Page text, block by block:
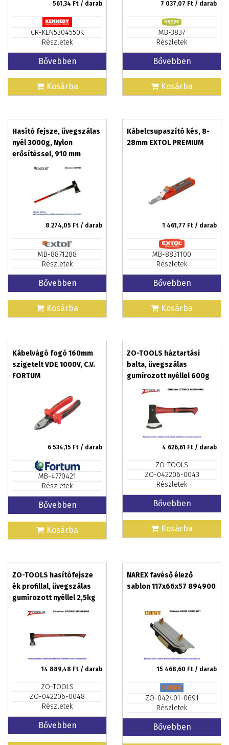
561,34 Ft / darab
CR-KEN5304550K
Részletek
Bővebben
Kosárba
7 037,07 Ft / darab
MB-3837
Részletek
Bővebben
Kosárba
Hasító fejsze, üvegszálas
nyél 3000g, Nylon
erősítéssel, 910 mm
hosszú, TPR gumis
8 274,05 Ft / darab
MB-8871288
Részletek
Bővebben
Kosárba
Kábelcsupaszító kés, 8-
28mm EXTOL PREMIUM
1 461,77 Ft / darab
MB-8831100
Részletek
Bővebben
Kosárba
Kábelvágó fogó 160mm
szigetelt VDE 1000V, C.V.
FORTUM
6 534,15 Ft / darab
MB-4770421
Részletek
Bővebben
Kosárba
ZO-TOOLS háztartási
balta, üvegszálas
gumírozott nyéllel 600g
4 626,61 Ft / darab
ZO-TOOLS
ZO-042206-0043
Részletek
Bővebben
Kosárba
ZO-TOOLS hasítófejsze
ék profillal, üvegszálas
gumírozott nyéllel 2,5kg
14 889,48 Ft / darab
ZO-TOOLS
ZO-042206-0048
Részletek
Bővebben
NAREX favéső élező
sablon 117x66x57 894900
15 468,60 Ft / darab
ZO-042401-0691
Részletek
Bővebben